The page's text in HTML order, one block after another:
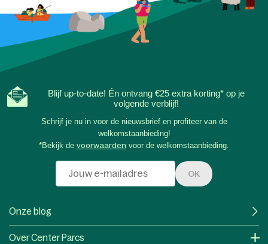
Blijf up-to-date! Én ontvang €25 extra korting* op je
volgende verblijf!
Schrijf je nu in voor de nieuwsbrief en profiteer van de
welkomstaanbieding!
*Bekijk de voorwaarden voor de welkomstaanbieding.
OK
Onze blog
Over Center Parcs